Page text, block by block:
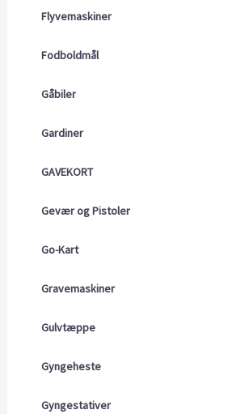
Flyvemaskiner
Fodboldmål
Gåbiler
Gardiner
GAVEKORT
Gevær og Pistoler
Go-Kart
Gravemaskiner
Gulvtæppe
Gyngeheste
Gyngestativer